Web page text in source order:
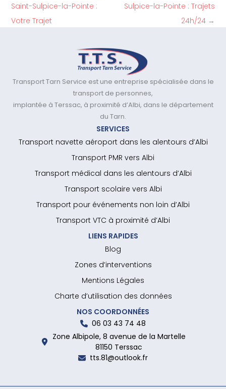
Saint-Sulpice-la-Pointe :
Votre Trajet
Sulpice-la-Pointe : Trajets
24h/24 →
Transport Tarn Service est une entreprise spécialisée dans le
transport de personnes,
implantée à Terssac, à proximité d’Albi, dans le département
du Tarn.
SERVICES
Transport navette aéroport dans les alentours d’Albi
Transport PMR vers Albi
Transport médical dans les alentours d’Albi
Transport scolaire vers Albi
Transport pour événements non loin d’Albi
Transport VTC à proximité d’Albi
LIENS RAPIDES
Blog
Zones d’interventions
Mentions Légales
Charte d’utilisation des données
NOS COORDONNÉES
06 03 43 74 48
Zone Albipole, 8 avenue de la Martelle
81150 Terssac
tts.81@outlook.fr